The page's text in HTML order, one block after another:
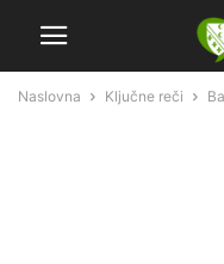
Naslovna Ključne reči